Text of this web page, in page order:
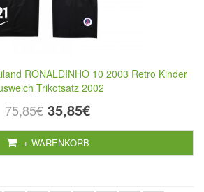
RONALDINHO 10 2003 Retro Kinder
Trikotsatz 2002
75,85€ 35,85€
+ WARENKORB